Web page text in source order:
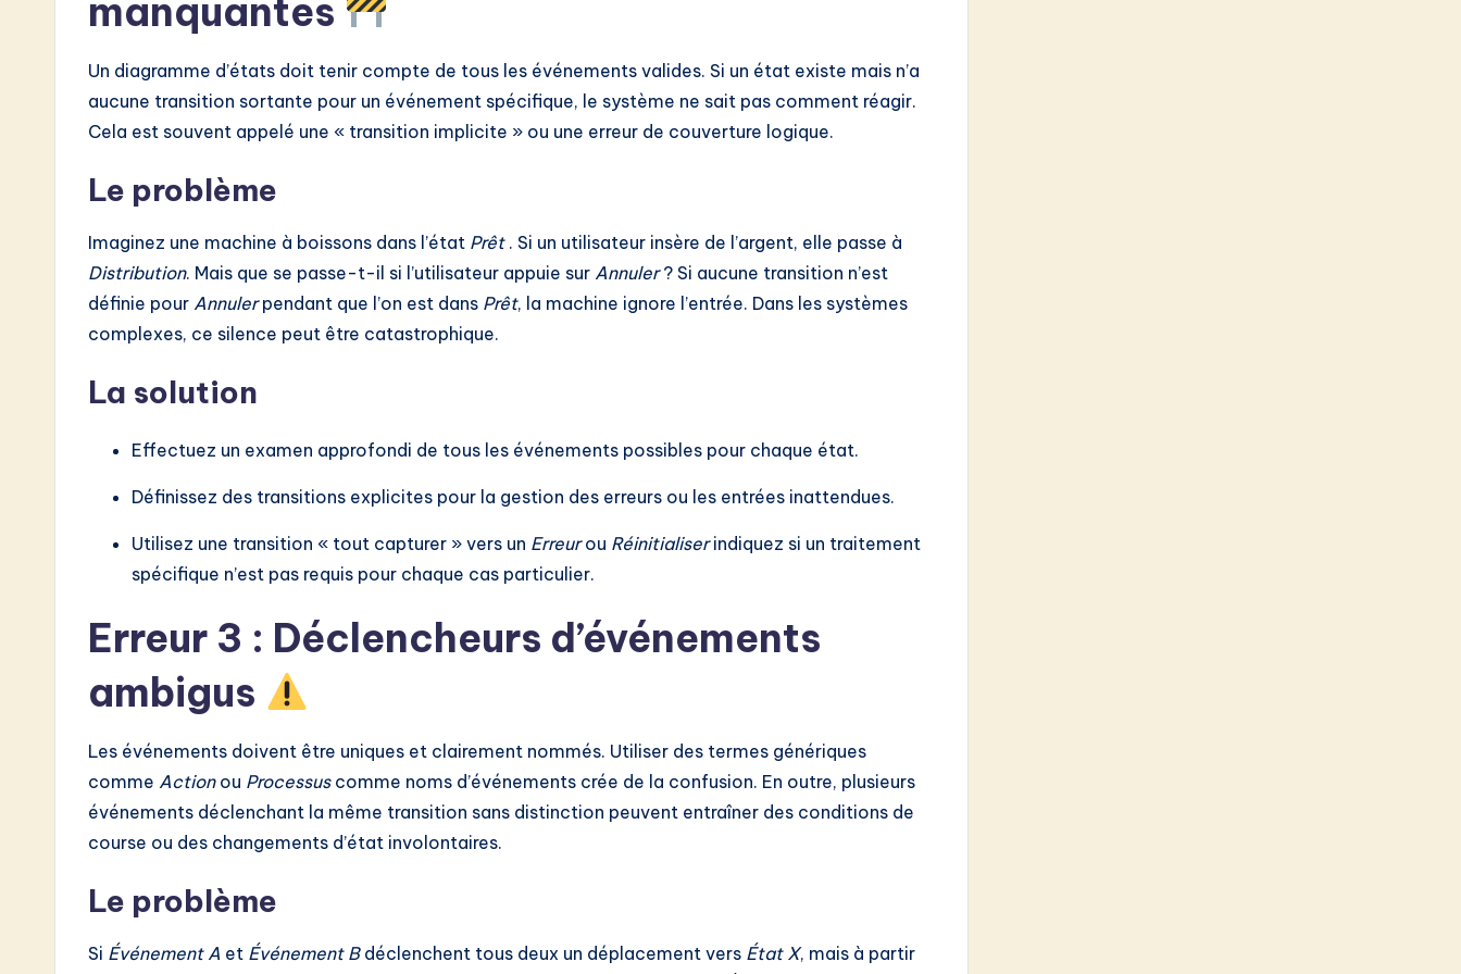
manquantes
Un diagramme d’états doit tenir compte de tous les événements valides. Si un état existe mais n’a
aucune transition sortante pour un événement spécifique, le système ne sait pas comment réagir.
Cela est souvent appelé une « transition implicite » ou une erreur de couverture logique.
Le problème
Imaginez une machine à boissons dans l’état Prêt. Si un utilisateur insère de l’argent, elle passe à
Distribution. Mais que se passe-t-il si l’utilisateur appuie sur Annuler? Si aucune transition n’est
définie pour Annulerpendant que l’on est dans Prêt, la machine ignore l’entrée. Dans les systèmes
complexes, ce silence peut être catastrophique.
La solution
Effectuez un examen approfondi de tous les événements possibles pour chaque état.
Définissez des transitions explicites pour la gestion des erreurs ou les entrées inattendues.
Utilisez une transition « tout capturer » vers un Erreurou Réinitialiserindiquez si un traitement
spécifique n’est pas requis pour chaque cas particulier.
Erreur 3 : Déclencheurs d’événements
ambigus
Les événements doivent être uniques et clairement nommés. Utiliser des termes génériques
comme Actionou Processuscomme noms d’événements crée de la confusion. En outre, plusieurs
événements déclenchant la même transition sans distinction peuvent entraîner des conditions de
course ou des changements d’état involontaires.
Le problème
Si Événement A et Événement Bdéclenchent tous deux un déplacement vers État X, mais à partir